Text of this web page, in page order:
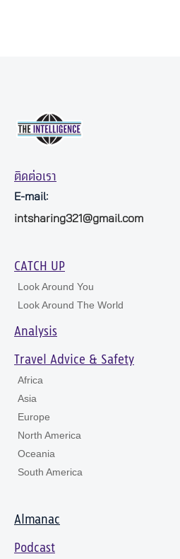
ติดต่อเรา
E-mail:
intsharing321@gmail.com
CATCH UP
Look Around You
Look Around The World
Analysis
Travel Advice & Safety
Africa
Asia
Europe
North America
Oceania
South America
Almanac
Podcast